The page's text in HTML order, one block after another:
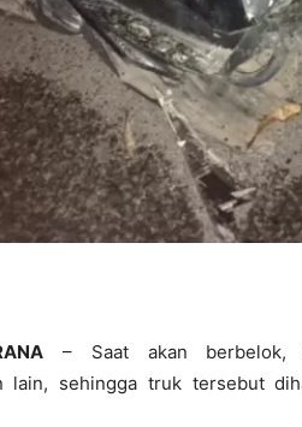
– Saat akan berbelok,
lain, sehingga truk tersebut